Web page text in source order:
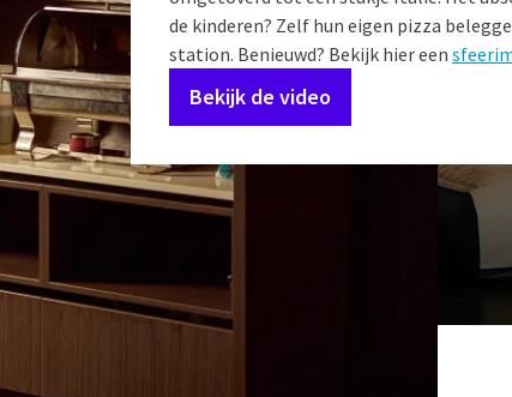
de kinderen? Zelf hun eigen pizza
station. Benieuwd? Bekijk hier een
Bekijk de video